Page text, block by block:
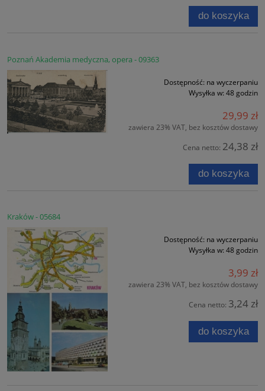
do koszyka
Poznań Akademia medyczna, opera - 09363
Dostępność: na wyczerpaniu
Wysyłka w: 48 godzin
29,99 zł
zawiera 23% VAT, bez kosztów dostawy
Cena netto: 24,38 zł
do koszyka
Kraków - 05684
Dostępność: na wyczerpaniu
Wysyłka w: 48 godzin
3,99 zł
zawiera 23% VAT, bez kosztów dostawy
Cena netto: 3,24 zł
do koszyka